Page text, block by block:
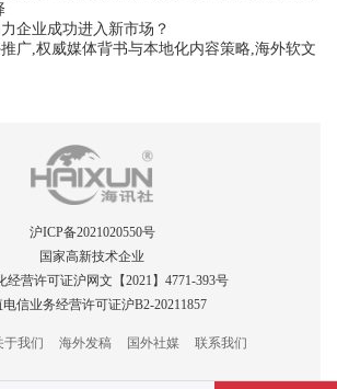
企业成功进入新市场？
广,权威媒体背书与本地化内容策略,海外软文
沪ICP备2021020550号
国家高新技术企业
经营许可证沪网文【2021】4771-393号
信业务经营许可证沪B2-20211857
于我们 海外发稿 国外社媒 联系我们